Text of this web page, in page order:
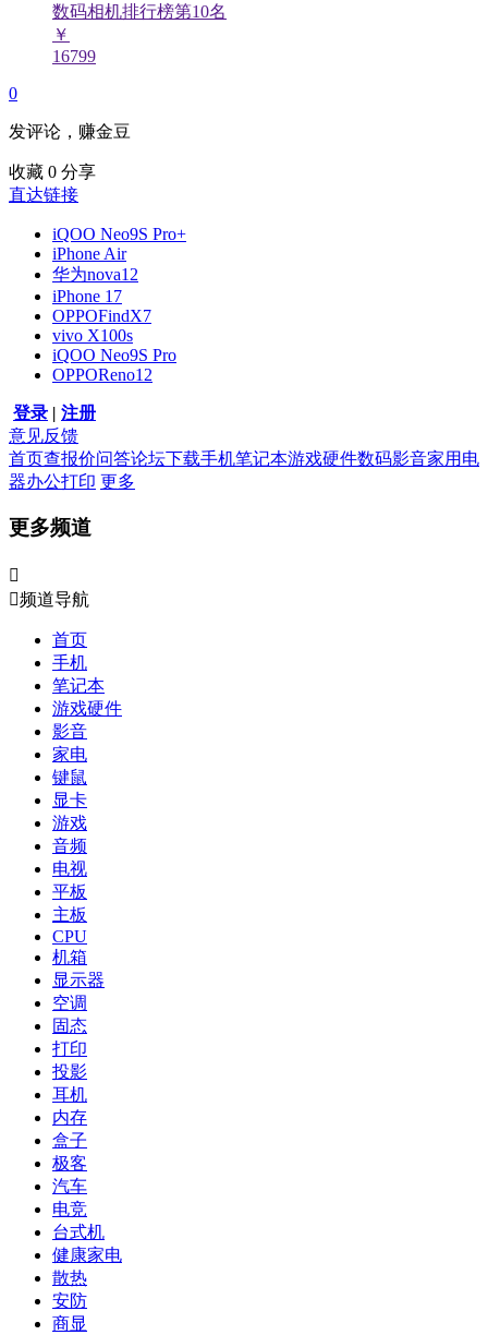
数码相机排行榜第10名
￥
16799
0
发评论，赚金豆
收藏 0 分享
直达链接
iQOO Neo9S Pro+
iPhone Air
华为nova12
iPhone 17
OPPOFindX7
vivo X100s
iQOO Neo9S Pro
OPPOReno12
登录 | 注册
意见反馈
首页查报价问答论坛下载手机笔记本游戏硬件数码影音家用电
器办公打印 更多
更多频道

频道导航
首页
手机
笔记本
游戏硬件
影音
家电
键鼠
显卡
游戏
音频
电视
平板
主板
CPU
机箱
显示器
空调
固态
打印
投影
耳机
内存
盒子
极客
汽车
电竞
台式机
健康家电
散热
安防
商显